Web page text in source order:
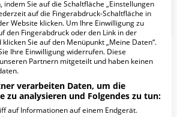
am Marien-Hospital
Fachabteilungen 14
Sie auf die Schaltfläche „Einstellungen
auf die Fingerabdruck-Schaltfläche in
Website klicken. Um Ihre Einwilligung zu
den Fingerabdruck oder den Link in der
Sie auf den Menüpunkt „Meine Daten“.
Ihre Einwilligung widerrufen. Diese
Partnern mitgeteilt und haben keinen
verarbeiten Daten, um die
zu analysieren und Folgendes zu tun:
auf Informationen auf einem Endgerät.